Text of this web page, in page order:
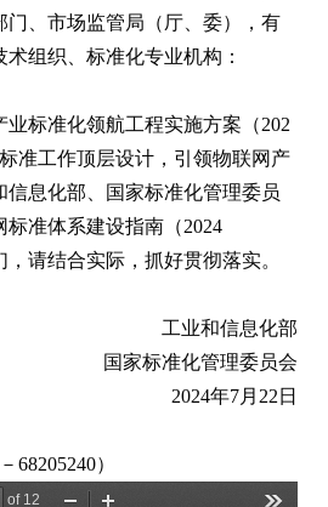
门、市场监管局（厅、委），有
组织、标准化专业机构：
业标准化领航工程实施方案（202
准工作顶层设计，引领物联网产
信息化部、国家标准化管理委员
准体系建设指南（2024
请结合实际，抓好贯彻落实。
工业和信息化部
国家标准化管理委员会
2024年7月22日
68205240）